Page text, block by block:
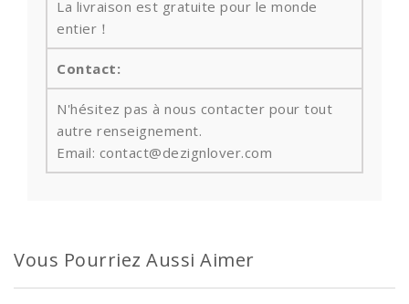
La livraison est gratuite pour le monde
entier！
Contact:
N'hésitez pas à nous contacter pour tout
autre renseignement.
Email: contact@dezignlover.com
Vous Pourriez Aussi Aimer